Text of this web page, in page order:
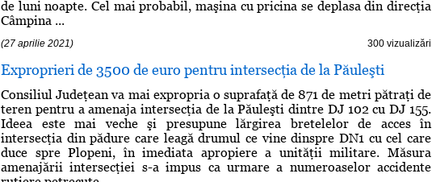
de luni noapte. Cel mai probabil, maşina cu pricina se deplasa din direcţia
Câmpina ...
(27 aprilie 2021) 300 vizualizări
Exproprieri de 3500 de euro pentru intersecţia de la Păuleşti
Consiliul Judeţean va mai expropria o suprafaţă de 871 de metri pătraţi de
teren pentru a amenaja intersecţia de la Păuleşti dintre DJ 102 cu DJ 155.
Ideea este mai veche şi presupune lărgirea bretelelor de acces în
intersecţia din pădure care leagă drumul ce vine dinspre DN1 cu cel care
duce spre Plopeni, în imediata apropiere a unităţii militare. Măsura
amenajării intersecţiei s-a impus ca urmare a numeroaselor accidente